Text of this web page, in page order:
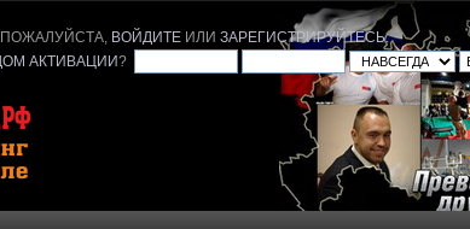
ВОЙДИТЕИЛИ ЗАРЕГИСТРИРУЙТЕСЬ.
АКТИВАЦИИ?